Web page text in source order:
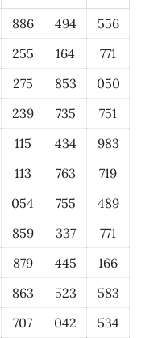
886 494
556
255 164
771
275 853
050
239 735
751
115 434
983
113 763
719
054 755
489
859 337
771
879 445
166
863 523
583
707 042
534